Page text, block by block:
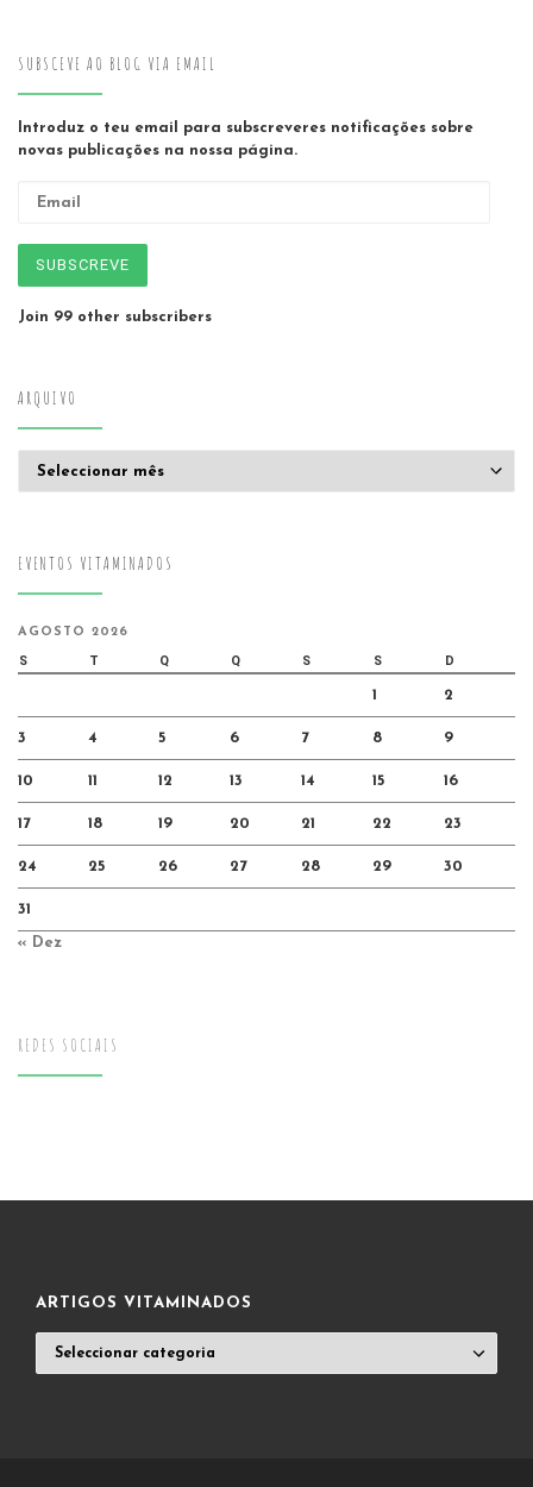
SUBSCEVE AO BLOG VIA EMAIL
Introduz o teu email para subscreveres notificações sobre
novas publicações na nossa página.
SUBSCREVE
Join 99 other subscribers
ARQUIVO
EVENTOS VITAMINADOS
AGOSTO 2026
S T Q Q S S D
1 2
3 4 5 6 7 8 9
10 11 12 13 14 15 16
17 18 19 20 21 22 23
24 25 26 27 28 29 30
31
« Dez
REDES SOCIAIS
ARTIGOS VITAMINADOS
VITAMINADOS